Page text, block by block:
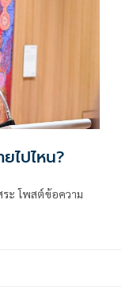
ยไปไหน?
ะ โพสต์ข้อความ